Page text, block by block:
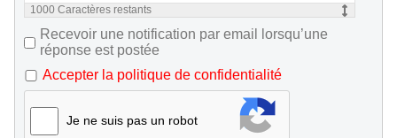
1000 Caractères restants
Recevoir une notification par email lorsqu’une
réponse est postée
Accepter la politique de confidentialité
Je ne suis pas un robot